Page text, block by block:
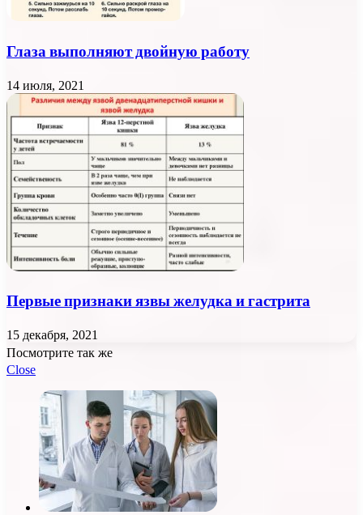
Глаза выполняют двойную работу
14 июля, 2021
Первые признаки язвы желудка и гастрита
15 декабря, 2021
Посмотрите так же
Close